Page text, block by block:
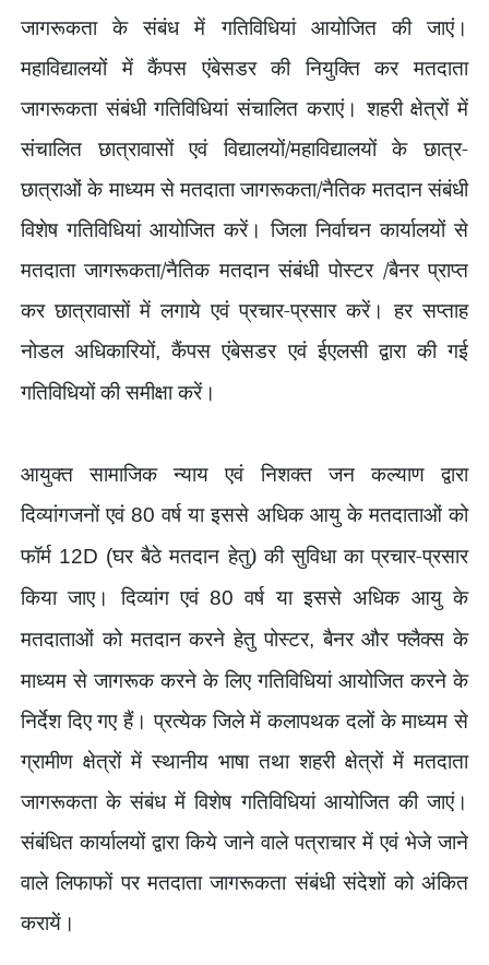
जागरूकता के संबंध में गतिविधियां आयोजित की जाएं।
महाविद्यालयों में कैंपस एंबेसडर की नियुक्ति कर मतदाता
जागरूकता संबंधी गतिविधियां संचालित कराएं। शहरी क्षेत्रों में
संचालित छात्रावासों एवं विद्यालयों/महाविद्यालयों के छात्र-
छात्राओं के माध्‍यम से मतदाता जागरूकता/नैतिक मतदान संबंधी
विशेष गतिविधियां आयोजित करें। जिला निर्वाचन कार्यालयों से
मतदाता जागरूकता/नैतिक मतदान संबंधी पोस्टर /बैनर प्राप्त
कर छात्रावासों में लगाये एवं प्रचार-प्रसार करें। हर सप्ताह
नोडल अधिकारियों,कैंपस एंबेसडर एवं ईएलसी द्वारा की गई
गतिविधियों की समीक्षा करें।
आयुक्त सामाजिक न्याय एवं निशक्त जन कल्याण द्वारा
दिव्यांगजनों एवं80 वर्ष या इससे अधिक आयु के मतदाताओं को
फॉर्म 12D (घर बैठे मतदान हेतु) की सुविधा का प्रचार-प्रसार
किया जाए। दिव्यांग एवं80 वर्ष या इससे अधिक आयु के
मतदाताओं को मतदान करने हेतु पोस्टर,बैनर और फ्लैक्स के
माध्यम से जागरूक करने के लिए गतिवि‍धियां आयोजित करने के
निर्देश दिए गए हैं। प्रत्येक जिले में कलापथक दलों के माध्यम से
ग्रामीण क्षेत्रों में स्थानीय भाषा तथा शहरी क्षेत्रों में मतदाता
जागरूकता के संबंध में विशेष गतिविधियां आयोजित की जाएं।
संबंधित कार्यालयों द्वारा किये जाने वाले पत्राचार में एवं भेजे जाने
वाले लिफाफों पर मतदाता जागरूकता संबंधी संदेशों को अंकित
करायें।